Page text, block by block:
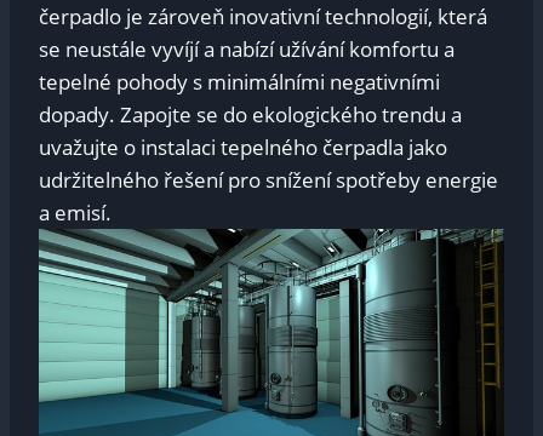
čerpadlo je zároveň inovativní technologií, ⁢která ​
se neustále vyvíjí⁤ a nabízí užívání ​komfortu a
tepelné pohody s minimálními ⁢negativními ​
dopady. Zapojte⁤ se do ekologického trendu a
uvažujte o instalaci tepelného čerpadla⁤ jako
udržitelného řešení pro snížení ‍spotřeby energie
a ⁢emisí.